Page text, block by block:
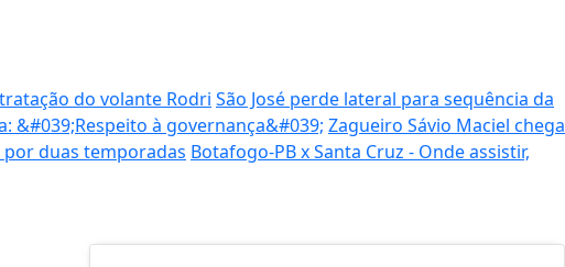
do volante Rodri São José perde lateral para sequência da
&#039;Respeito à governança&#039; Zagueiro Sávio Maciel chega
duas temporadas Botafogo-PB x Santa Cruz - Onde assistir,